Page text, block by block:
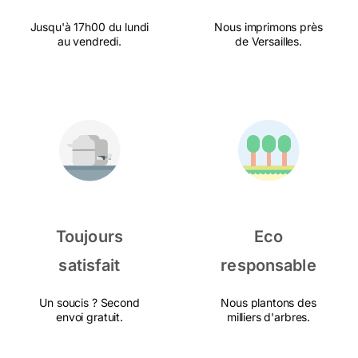
Jusqu'à 17h00 du lundi
au vendredi.
Nous imprimons près
de Versailles.
Toujours
satisfait
Un soucis ? Second
envoi gratuit.
Eco
responsable
Nous plantons des
milliers d'arbres.